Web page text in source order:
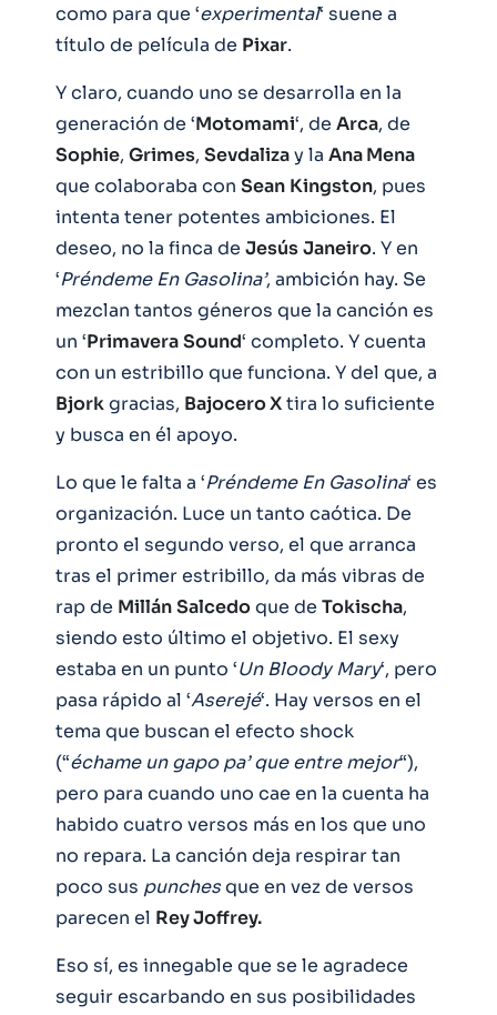
como para que ‘experimental‘ suene a
título de película de Pixar.
Y claro, cuando uno se desarrolla en la
generación de ‘Motomami‘, de Arca, de
Sophie, Grimes, Sevdalizay la Ana Mena
que colaboraba con Sean Kingston, pues
intenta tener potentes ambiciones. El
deseo, no la finca de JesúsJaneiro. Y en
‘Préndeme En Gasolina’, ambición hay. Se
mezclan tantos géneros que la canción es
un ‘PrimaveraSound‘ completo. Y cuenta
con un estribillo que funciona. Y del que, a
Bjorkgracias, Bajocero Xtira lo suficiente
y busca en él apoyo.
Lo que le falta a ‘Préndeme En Gasolina‘ es
organización. Luce un tanto caótica. De
pronto el segundo verso, el que arranca
tras el primer estribillo, da más vibras de
rap de MillánSalcedoque de Tokischa,
siendo esto último el objetivo. El sexy
estaba en un punto ‘Un Bloody Mary‘, pero
pasa rápido al ‘Aserejé‘. Hay versos en el
tema que buscan el efecto shock
(“échame un gapo pa’ que entre mejor“),
pero para cuando uno cae en la cuenta ha
habido cuatro versos más en los que uno
no repara. La canción deja respirar tan
poco sus punchesque en vez de versos
parecen el Rey Joffrey.
Eso sí, es innegable que se le agradece
seguir escarbando en sus posibilidades